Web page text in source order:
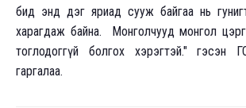
бид энд дэг яриад сууж байгаа нь
харагдаж байна. Монголчууд монгол
тоглодоггүй болгох хэрэгтэй."
гаргалаа.